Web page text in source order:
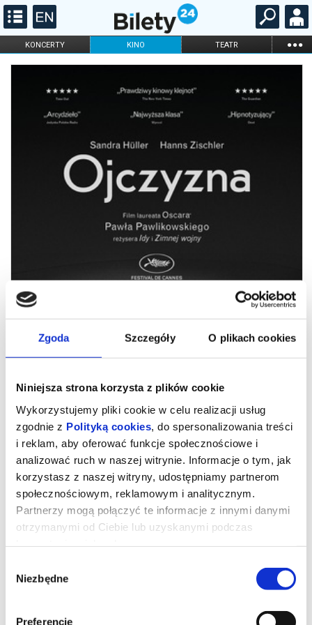
Zgoda Szczegóły O plikach cookies
Niniejsza strona korzysta z plików cookie
Wykorzystujemy pliki cookie w celu realizacji usług
zgodnie z Polityką cookies , do spersonalizowania treści
i reklam, aby oferować funkcje społecznościowe i
analizować ruch w naszej witrynie. Informacje o tym, jak
korzystasz z naszej witryny, udostępniamy partnerom
społecznościowym, reklamowym i analitycznym.
Partnerzy mogą połączyć te informacje z innymi danymi
otrzymanymi od Ciebie lub uzyskanymi podczas
zgody
Niezbędne
Preferencje
KONCERTY KINO TEATR ...
FILHARMONIA OPERA I BALET
DLA DZIECI
ONLINE KARNETY
OJCZYZNA
Festiwalu Filmowego w Cannes. Nagroda za reżyserię „Ojczyzny”
trafiła do Pawła Pawlikowskiego. Film został zaprezentowany w
Cannes trzeciego dnia festiwalu i z miejsca podbił serca widzów,
sześciominutową owacją na stojąco. Pawlikowski zbiera same